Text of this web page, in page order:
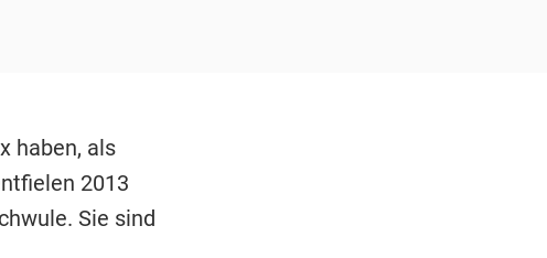
haben, als
2013
Sie sind